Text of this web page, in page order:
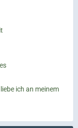
ich an meinem